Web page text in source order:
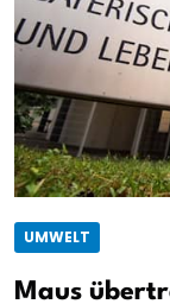
UMWELT
Maus